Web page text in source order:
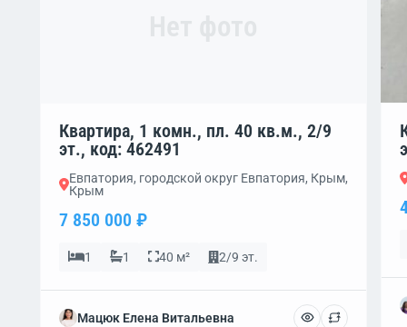
Квартира, 1 комн., пл. 40 кв.м., 2/9
эт., код: 462491
Евпатория, городской округ Евпатория, Крым,
Крым
7 850 000 ₽
1 1 40 м² 2/9 эт.
Мацюк Елена Витальевна